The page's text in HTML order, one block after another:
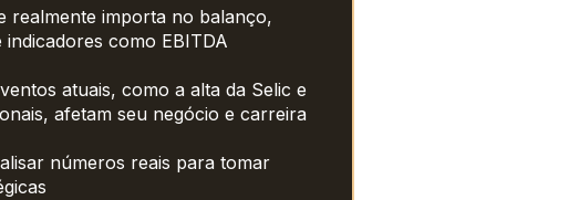
realmente importa no balanço,
como EBITDA
atuais, como a alta da Selic e
afetam seu negócio e carreira
números reais para tomar